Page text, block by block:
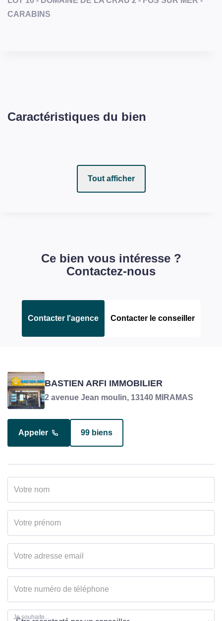
CARABINS
Caractéristiques du bien
Tout afficher
Ce bien vous intéresse ?
Contactez-nous
Contacter l'agence Contacter le conseiller
GONALONS ANTHONY
Négociateur en charge du bien
Appeler 15 biens
BASTIEN ARFI IMMOBILIER
2 avenue Jean moulin, 13140 MIRAMAS
Appeler 99 biens
Je souhaite...